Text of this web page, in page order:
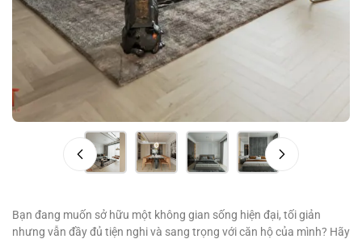
Bạn đang muốn sở hữu một không gian sống hiện đại, tối giản
nhưng vẫn đầy đủ tiện nghi và sang trọng với căn hộ của mình? Hãy